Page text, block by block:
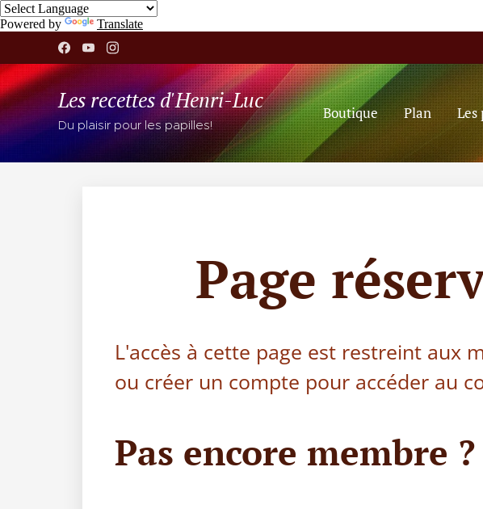
Powered by Translate
Les recettes d'Henri-Luc
Du plaisir pour les papilles!
Boutique Plan Les
Page
L'accès à cette page est restreint aux
ou créer un compte pour accéder au
Pas encore membre ?